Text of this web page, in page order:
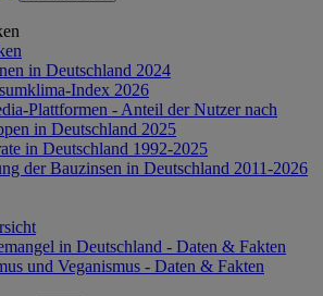
in Deutschland 2024
Index 2026
Plattformen - Anteil der Nutzer nach
in Deutschland 2025
in Deutschland 1992-2025
der Bauzinsen in Deutschland 2011-2026
in Deutschland - Daten & Fakten
und Veganismus - Daten & Fakten